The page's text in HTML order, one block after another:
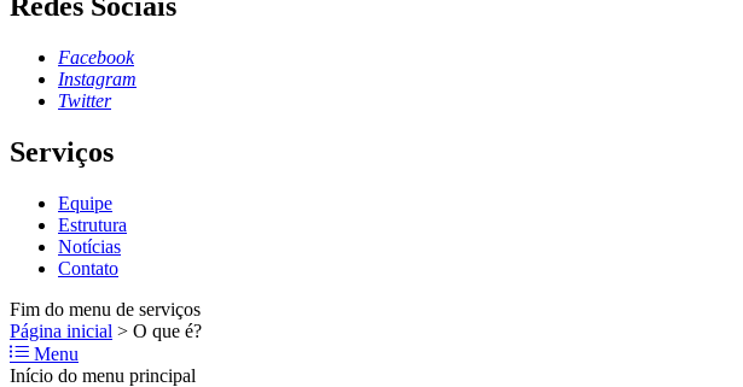
Facebook
Instagram
Twitter
Serviços
Equipe
Estrutura
Notícias
Contato
Fim do menu de serviços
Página inicial > O que é?
Menu
Início do menu principal